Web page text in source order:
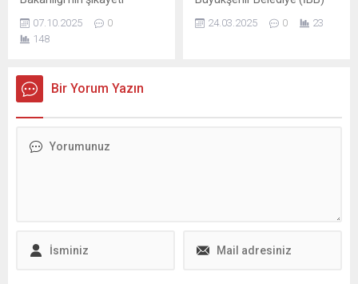
fenomeni Mükremin
Gezgin’in Instagram
engeli getirildi. Mükremin
Gezgin'in erkek çocuklara
suç ...
07.10.2025
0
148
İmamoğlu'na destek mesajı
24.03.2025 0 23
Bir Yorum Yazın